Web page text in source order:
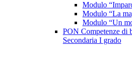
Modulo
Modulo “La
Modulo “Un
PON Competenze di
Secondaria I grado